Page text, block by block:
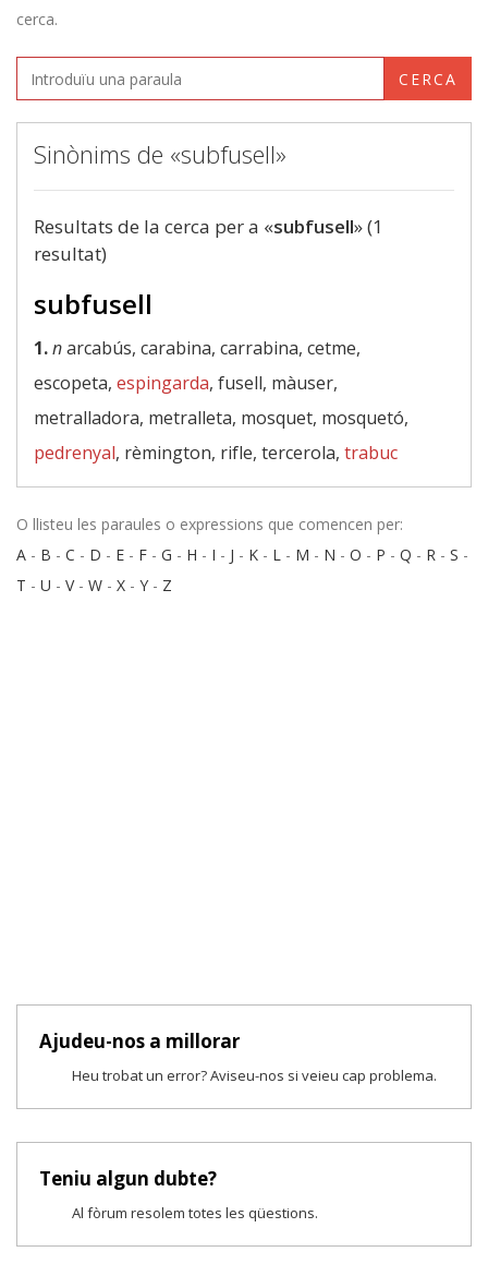
cerca.
CERCA
Sinònims de «subfusell»
Resultats de la cerca per a «subfusell» (1
resultat)
subfusell
1.narcabús, carabina, carrabina, cetme,
escopeta, espingarda, fusell, màuser,
metralladora, metralleta, mosquet, mosquetó,
pedrenyal, rèmington, rifle, tercerola, trabuc
O llisteu les paraules o expressions que comencen per:
A - B - C - D - E - F - G - H - I - J - K - L - M - N - O - P - Q - R - S -
T - U - V- W - X - Y - Z
Ajudeu-nos a millorar
Heu trobat un error? Aviseu-nos si veieu cap problema.
Teniu algun dubte?
Al fòrum resolem totes les qüestions.